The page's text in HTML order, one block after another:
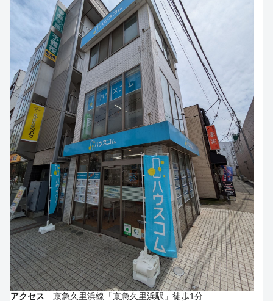
アクセス
京急久里浜線「京急久里浜駅」徒歩1分